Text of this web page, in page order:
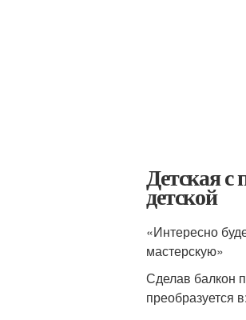
Детская с
детской
«Интересно
мастерскую»
Сделав балкон
преобразуется в: